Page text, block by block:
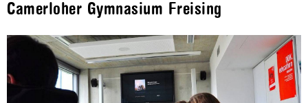
Camerloher Gymnasium Freising